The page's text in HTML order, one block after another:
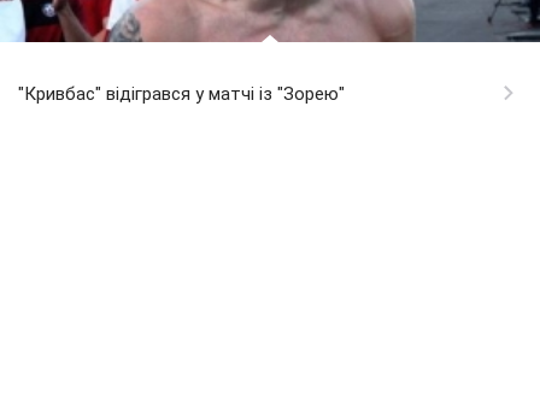
"Кривбас" відігрався у матчі із "Зорею"